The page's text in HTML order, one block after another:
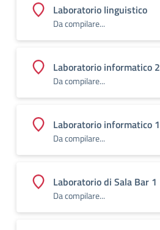
Laboratorio linguistico
Da compilare...
Laboratorio informatico 2
Da compilare...
Laboratorio informatico 1
Da compilare...
Laboratorio di Sala Bar 1
Da compilare...